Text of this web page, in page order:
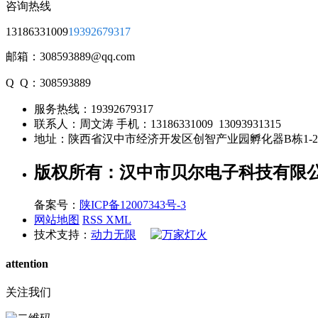
咨询热线
1318633100919392679317
邮箱：308593889@qq.com
Q Q：308593889
服务热线： 19392679317
联系人：周文涛 手机： 13186331009 13093931315
地址：陕西省汉中市经济开发区创智产业园孵化器B栋1-
版权所有：汉中市贝尔电子科技有限
备案号： 陕ICP备12007343号-3
网站地图 RSS XML
技术支持： 动力无限
attention
关注我们